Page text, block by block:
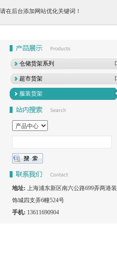
请在后台添加网站优化关键词！
仓储货架系列
超市货架
服装货架
地址: 上海浦东新区南六公路699弄两港装
饰城四支弄6幢524号
手机: 13611690904